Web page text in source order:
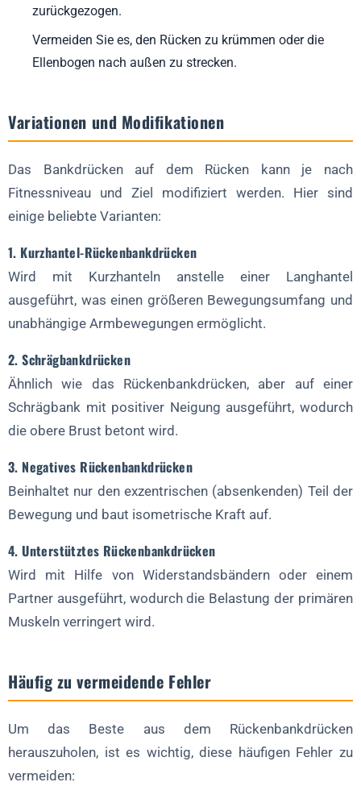
4. Kann ich das Rückenbankdrücken mit Kurzhanteln
Trainingsprogramm einbauen?
zurückgezogen.
Vermeiden Sie es, den Rücken zu krümmen oder die
Ellenbogen nach außen zu strecken.
Variationen und Modifikationen
Das Bankdrücken auf dem Rücken kann je nach
Fitnessniveau und Ziel modifiziert werden. Hier sind
einige beliebte Varianten:
1. Kurzhantel-Rückenbankdrücken
Wird mit Kurzhanteln anstelle einer Langhantel
ausgeführt, was einen größeren Bewegungsumfang und
unabhängige Armbewegungen ermöglicht.
2. Schrägbankdrücken
Ähnlich wie das Rückenbankdrücken, aber auf einer
Schrägbank mit positiver Neigung ausgeführt, wodurch
die obere Brust betont wird.
3. Negatives Rückenbankdrücken
Beinhaltet nur den exzentrischen (absenkenden) Teil der
Bewegung und baut isometrische Kraft auf.
4. Unterstütztes Rückenbankdrücken
Wird mit Hilfe von Widerstandsbändern oder einem
Partner ausgeführt, wodurch die Belastung der primären
Muskeln verringert wird.
Häufig zu vermeidende Fehler
Um das Beste aus dem Rückenbankdrücken
herauszuholen, ist es wichtig, diese häufigen Fehler zu
vermeiden: